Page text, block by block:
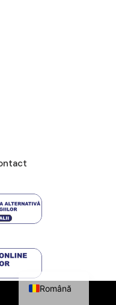
Română